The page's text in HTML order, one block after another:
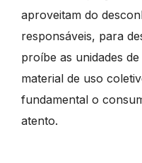
aproveitam do
responsáveis, para
proíbe as unidades
material de uso
fundamental o
atento.